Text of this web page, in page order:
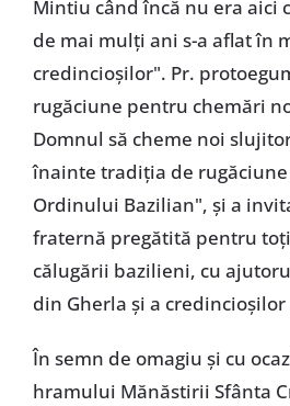
Mintiu când încă nu era aici
de mai mulți ani s-a aflat în
credincioșilor". Pr.
rugăciune pentru chemări
Domnul să cheme noi
înainte tradiția de
Ordinului Bazilian", și a
fraternă pregătită pentru
călugării bazilieni, cu
din Gherla și a
În semn de omagiu și cu
hramului Mănăstirii Sfânta